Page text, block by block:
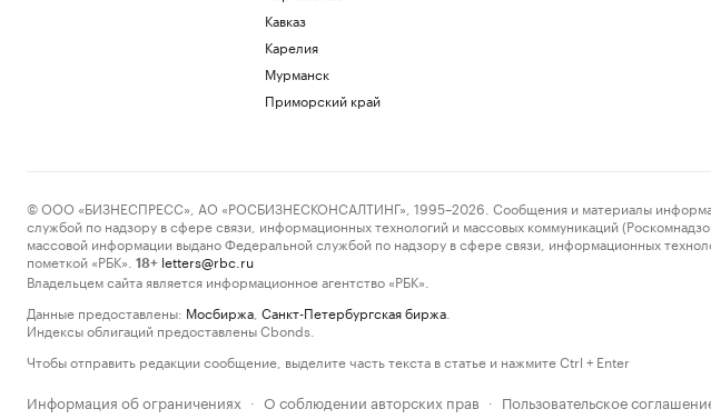
Кавказ
Карелия
Мурманск
Приморский край
© ООО «БИЗНЕСПРЕСС», АО «РОСБИЗНЕСКОНСАЛТИНГ», 1995–2026. Сообщения и материалы
службой по надзору в сфере связи, информационных технологий и массовых коммуникаций
массовой информации выдано Федеральной службой по надзору в сфере связи, информационных
пометкой «РБК».
18+ letters@rbc.ru
Владельцем сайта является информационное агентство «РБК».
Данные предоставлены: Мосбиржа Санкт-Петербургская биржа
Индексы облигаций предоставлены Cbonds.
Чтобы отправить редакции сообщение, выделите часть текста в статье и нажмите Ctrl + Enter
Информация об ограничениях · О соблюдении авторских прав · Пользовательское